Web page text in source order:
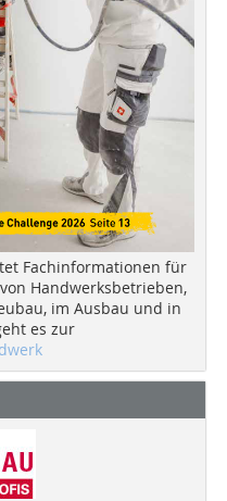
Fachinformationen für
Handwerksbetrieben,
im Ausbau und in
es zur